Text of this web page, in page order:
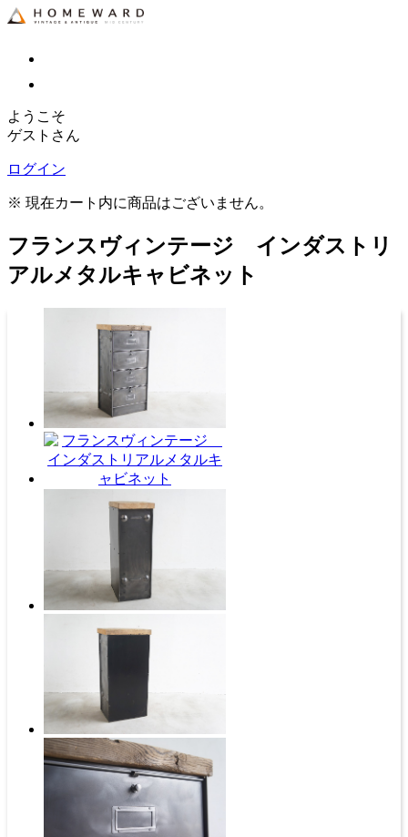
ようこそ
ゲストさん
ログイン
※ 現在カート内に商品はございません。
フランスヴィンテージ インダストリ
アルメタルキャビネット